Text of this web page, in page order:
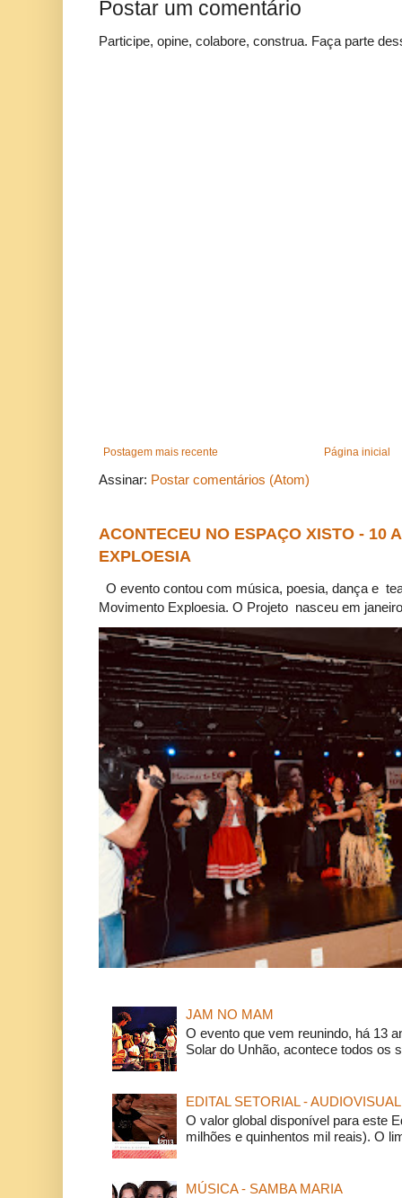
Postar um comentário
Participe, opine, colabore, construa. Faça parte
Postagem mais recente Página inicial
Assinar: Postar comentários (Atom)
ACONTECEU NO ESPAÇO XISTO - 10
EXPLOESIA
O evento contou com música, poesia, dança e
Movimento Exploesia. O Projeto nasceu em
JAM NO MAM
O evento que vem reunindo, há 13
Solar do Unhão, acontece todos os
EDITAL SETORIAL - AUDIOVISUAL
O valor global disponível para este
milhões e quinhentos mil reais). O
MÚSICA - SAMBA MARIA